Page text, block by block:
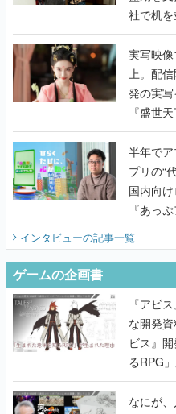
社で机
『
んだレ
実写映
上。配
発の実
『盛世
うこだ
半年でアプ
プリの“
国内向
『あっ
てみた
インタビューの記事一覧
ゲームの企画書
『アビ
な開発
ビス』
るRPG
書】
なにが